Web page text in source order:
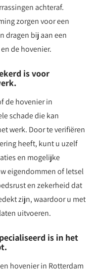
achteraf.
zorgen voor een
dragen bij aan een
de hovenier.
is voor
de hovenier in
schade die kan
werk. Door te verifiëren
heeft, kunt u uzelf
en mogelijke
eigendommen of letsel
en zekerheid dat
zijn, waardoor u met
uitvoeren.
is in het
hovenier in Rotterdam